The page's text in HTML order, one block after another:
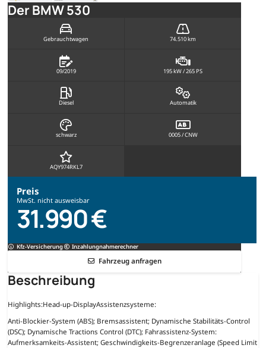
Der BMW 530
Gebrauchtwagen 74.510 km
09/2019 195 kW / 265 PS
Diesel Automatik
schwarz 0005 / CNW
AQY974RKL7
Preis
MwSt. nicht ausweisbar
31.990 €
Kfz-Versicherung Inzahlungnahmerechner
Fahrzeug anfragen
Beschreibung
Highlights:Head-up-DisplayAssistenzsysteme:
Anti-Blockier-System (ABS); Bremsassistent; Dynamische Stabilitäts-Control
(DSC); Dynamische Tractions Control (DTC); Fahrassistenz-System:
Aufmerksamkeits-Assistent; Geschwindigkeits-Begrenzeranlage (Speed Limit